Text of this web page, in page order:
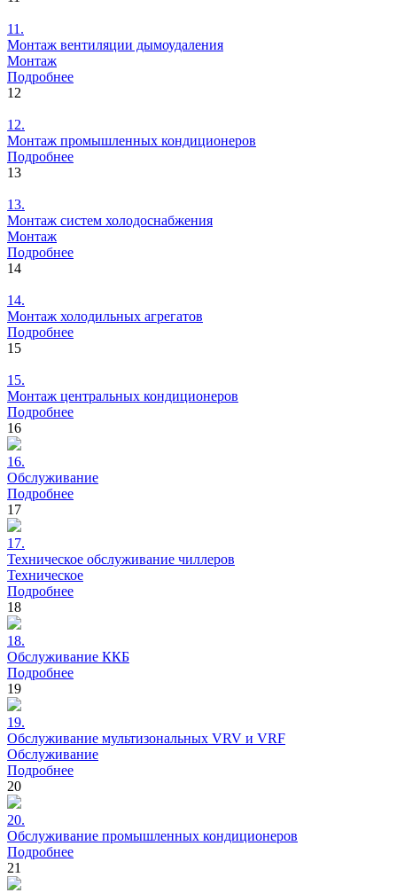
11.
Монтаж вентиляции дымоудаления
Монтаж
Подробнее
12
12.
Монтаж промышленных кондиционеров
Подробнее
13
13.
Монтаж систем холодоснабжения
Монтаж
Подробнее
14
14.
Монтаж холодильных агрегатов
Подробнее
15
15.
Монтаж центральных кондиционеров
Подробнее
16
16.
Обслуживание
Подробнее
17
17.
Техническое обслуживание чиллеров
Техническое
Подробнее
18
18.
Обслуживание ККБ
Подробнее
19
19.
Обслуживание мультизональных VRV и VRF
Обслуживание
Подробнее
20
20.
Обслуживание промышленных кондиционеров
Подробнее
21